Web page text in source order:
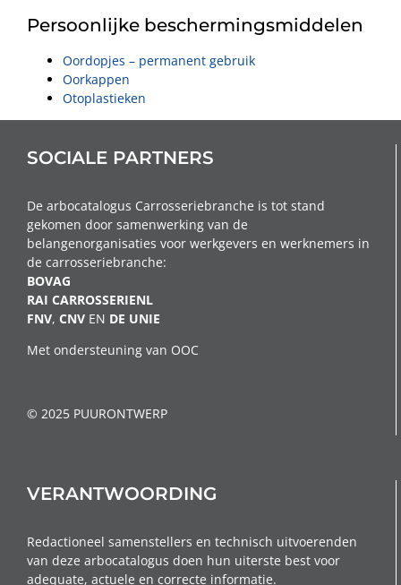
Persoonlijke beschermingsmiddelen
Oordopjes – permanent gebruik
Oorkappen
Otoplastieken
SOCIALE PARTNERS
De arbocatalogus Carrosseriebranche is tot stand
gekomen door samenwerking van de
belangenorganisaties voor werkgevers en werknemers in
de carrosseriebranche:
BOVAG
RAI CARROSSERIENL
FNV, CNV EN DE UNIE
Met ondersteuning van OOC
© 2025 PUURONTWERP
VERANTWOORDING
Redactioneel samenstellers en technisch uitvoerenden
van deze arbocatalogus doen hun uiterste best voor
adequate, actuele en correcte informatie.